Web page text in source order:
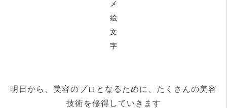
明日から、美容のプロとなるために、たくさんの美容
技術を修得していきます